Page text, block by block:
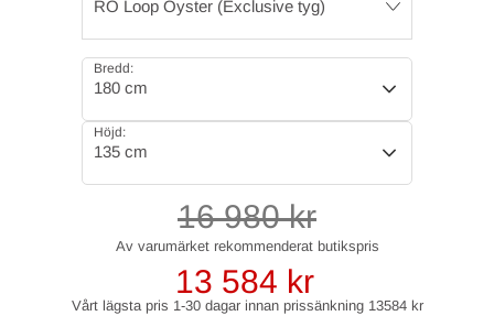
RO Loop Oyster (Exclusive tyg)
Bredd:
180 cm
Höjd:
135 cm
16 980kr
13 584 kr
Vårt lägsta pris 1-30 dagar innan prissänkning 13584 kr